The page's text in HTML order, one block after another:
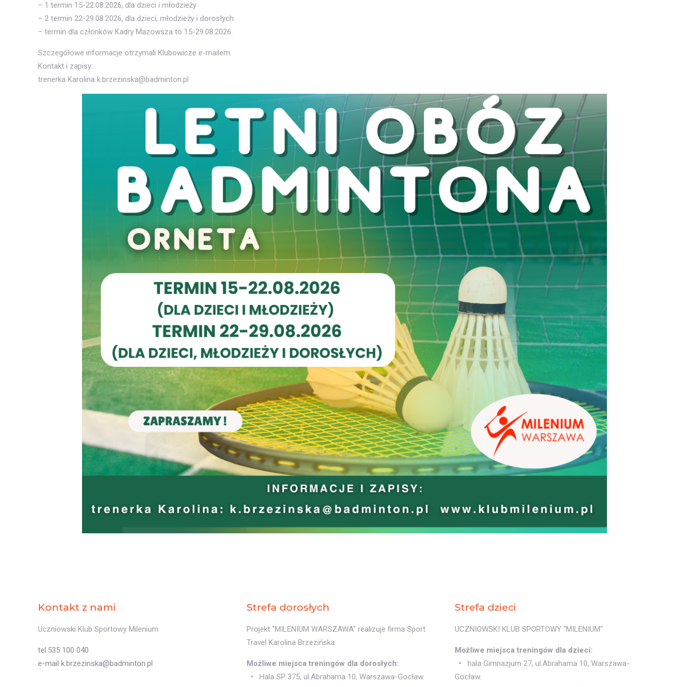
– 1 termin 15-22.08.2026, dla dzieci i młodzieży
– 2 termin 22-29.08.2026, dla dzieci, młodzieży i dorosłych
– termin dla członków Kadry Mazowsza to 15-29.08.2026.
Szczegółowe informacje otrzymali Klubowicze e-mailem.
Kontakt i zapisy:
trenerka Karolina k.brzezinska@badminton.pl
Kontakt z nami
Uczniowski Klub Sportowy Milenium
tel.535 100 040
e-mail k.brzezinska@badminton.pl
Strefa dorosłych
Projekt "MILENIUM WARSZAWA" realizuje firma Sport
Travel Karolina Brzezińska
Możliwe miejsca treningów dla dorosłych:
Hala SP 375, ul.Abrahama 10, Warszawa-Gocław.
Strefa dzieci
UCZNIOWSKI KLUB SPORTOWY "MILENIUM"
Możliwe miejsca treningów dla dzieci:
hala Gimnazjum 27, ul.Abrahama 10, Warszawa-
Gocław.